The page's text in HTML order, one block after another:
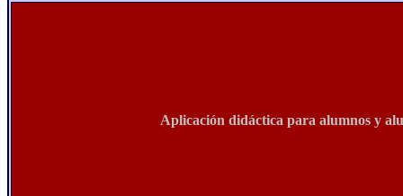
Aplicación didáctica para alumnos y